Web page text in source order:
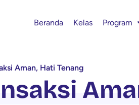
Beranda Kelas Program
Aman, Hati Tenang